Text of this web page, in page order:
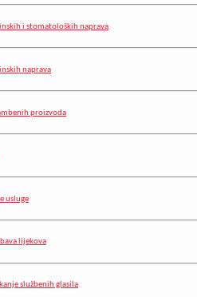
i stomatoloških naprava
naprava
proizvoda
usluge
lijekova
službenih glasila